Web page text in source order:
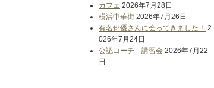
カフェ 2026年7月28日
横浜中華街 2026年7月26日
有名俳優さんに会ってきました！ 2
026年7月24日
公認コーチ 講習会 2026年7月22
日